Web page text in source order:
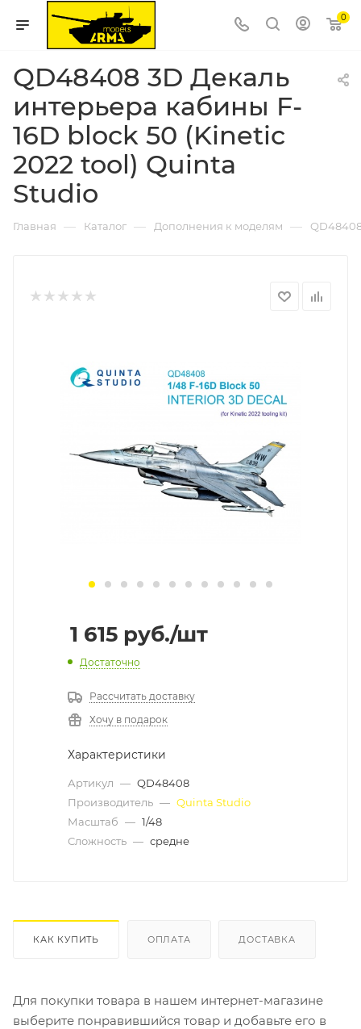
0
QD48408 3D Декаль
интерьера кабины F-
16D block 50 (Kinetic
2022 tool) Quinta
Studio
Главная — Каталог — Дополнения к моделям —
1 615 руб./шт
Достаточно
Рассчитать доставку
Хочу в подарок
Характеристики
Артикул — QD48408
Производитель — Quinta Studio
Масштаб — 1/48
Сложность — средне
КАК КУПИТЬ ОПЛАТА ДОСТАВКА
Для покупки товара в нашем интернет-магазине
выберите понравившийся товар и добавьте его в